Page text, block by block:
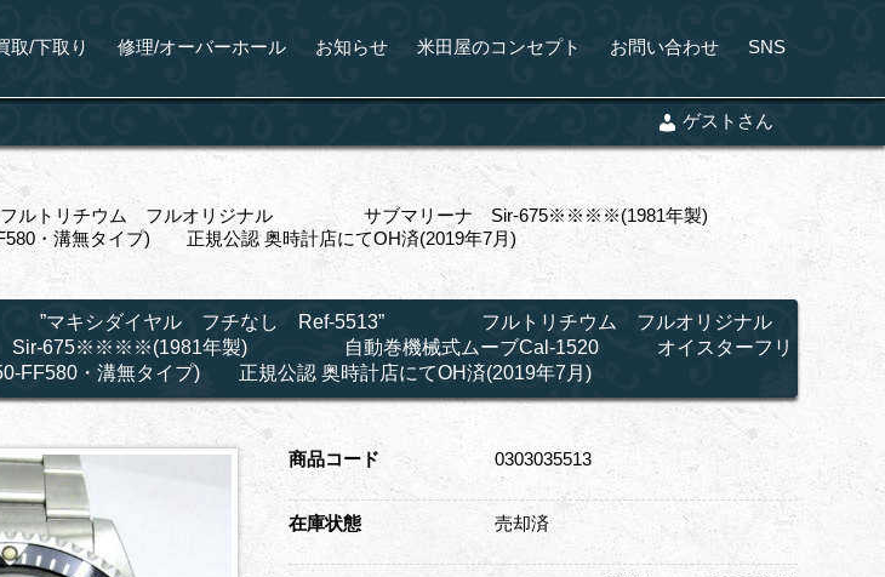
取/下取り 修理/オーバーホール お知らせ 米田屋のコンセプト お問い合わせ SNS
ゲストさん
ルトリチウム フルオリジナル サブマリーナ Sir-675※※※※(1981年製)
・溝無タイプ) 正規公認 奥時計店にてOH済(2019年7月)
”マキシダイヤル フチなし Ref-5513” フルトリチウム フルオリジナル
675※※※※(1981年製) 自動巻機械式ムーブCal-1520 オイスターフリ
・溝無タイプ) 正規公認 奥時計店にてOH済(2019年7月)
商品コード 0303035513
在庫状態 売却済